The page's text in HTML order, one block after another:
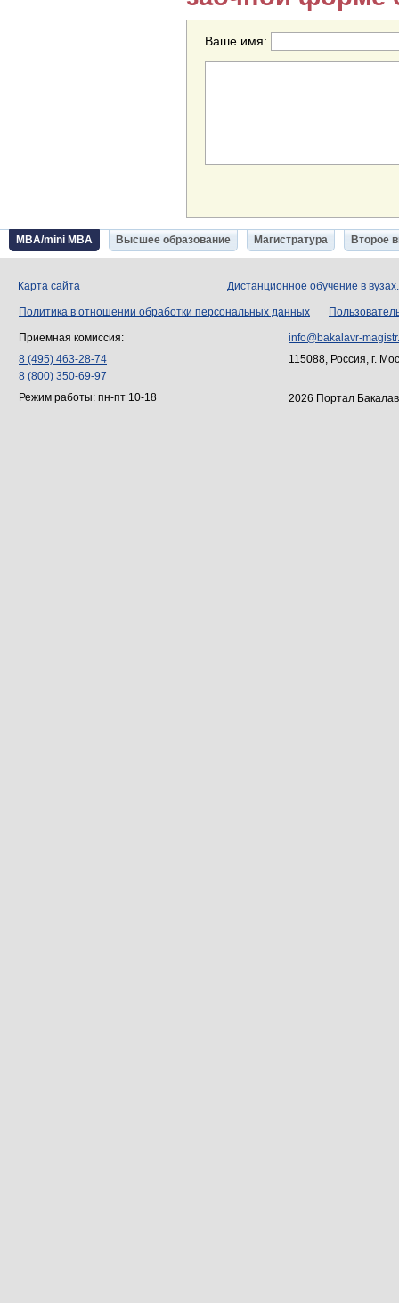
Ваше имя:
MBA/mini MBA Высшее образование Магистратура Второе
Карта сайта Дистанционное обучение в
Политика в отношении обработки персональных данных
Приемная комиссия:
8 (495) 463-28-74
8 (800) 350-69-97
Режим работы: пн-пт 10-18
info@bakalavr-
115088, Россия, г.
2026 Портал